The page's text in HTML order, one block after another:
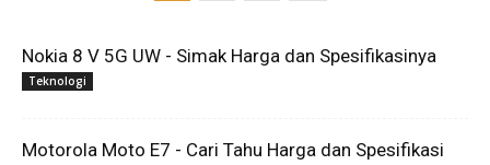
Nokia 8 V 5G UW - Simak Harga dan Spesifikasinya
Teknologi
Motorola Moto E7 - Cari Tahu Harga dan Spesifikasi